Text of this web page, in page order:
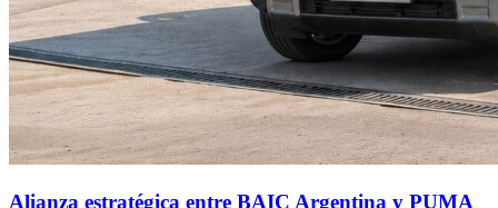
Alianza estratégica entre BAIC Argentina y PUMA